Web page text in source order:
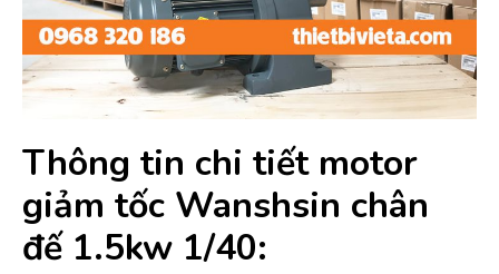
Thông tin chi tiết motor
giảm tốc Wanshsin chân
đế 1.5kw 1/40: